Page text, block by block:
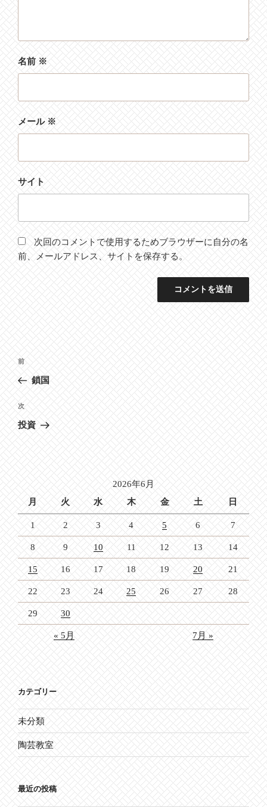
名前※
メール※
サイト
次回のコメントで使用するためブラウザーに自分の名
前、メールアドレス、サイトを保存する。
投
稿
ナ
ビ
ゲ
ー
シ
ョ
ン
前
の
投
稿
前
鎖国
次
の
投
稿
次
投資
2026年6月
月
火 水 木 金 土 日
1 2 3 4 5 6 7
8 9 10 11 12 13 14
15 16 17 18 19 20 21
22 23 24 25 26 27 28
29 30
« 5月 7月 »
カテゴリー
未分類
陶芸教室
最近の投稿